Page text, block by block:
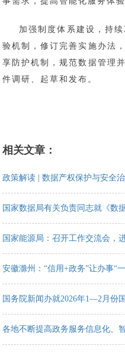
加强制度体系建设，持
验机制，修订完善实施办法
享防护机制，规范数据管理
件调研、起草和发布。
相关文章：
政策解读 | 数据产权保护与安全
国家数据局有关负责同志就《数
国家能源局：召开工作交流会，
安徽滁州：“信用+政务”让办事“
国务院新闻办就2026年1—2月份
各地不断提高政务服务信息化